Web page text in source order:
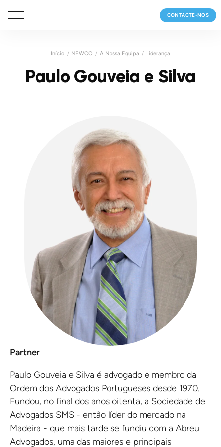
CONTACTE-NOS
Início NEWCO A Nossa Equipa Liderança
Paulo Gouveia e Silva
Partner
Paulo Gouveia e Silva é advogado e membro da
Ordem dos Advogados Portugueses desde 1970.
Fundou, no final dos anos oitenta, a Sociedade de
Advogados SMS - então líder do mercado na
Madeira - que mais tarde se fundiu com a Abreu
Advogados, uma das maiores e principais